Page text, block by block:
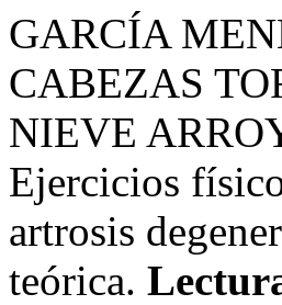
GARCÍA
CABEZAS
NIEVE
Ejercicios
artrosis
teórica.